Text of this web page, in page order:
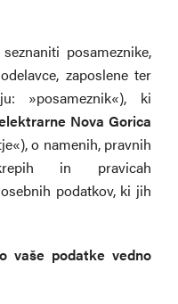
posameznike,
zaposlene ter
»posameznik«), ki
Nova Gorica
o namenih, pravnih
in pravicah
podatkov, ki jih
vaše podatke vedno